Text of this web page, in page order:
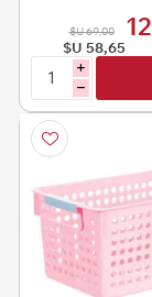
$U 69,00
$U 58,65
12
i
h